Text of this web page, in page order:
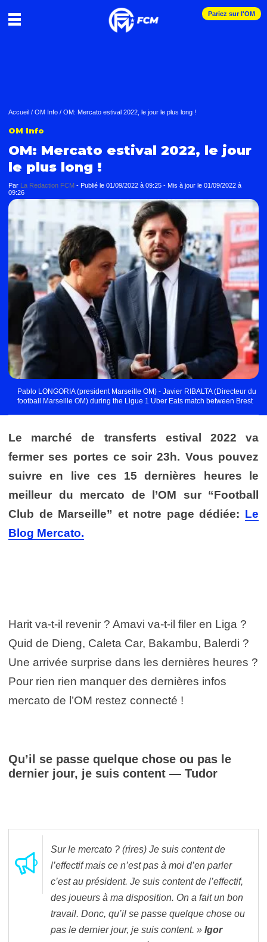
Pariez sur l'OM
Accueil / OM Info / OM: Mercato estival 2022, le jour le plus long !
OM Info
OM: Mercato estival 2022, le jour
le plus long !
Par La Redaction FCM - Publié le 01/09/2022 à 09:25 - Mis à jour le 01/09/2022 à
09:26
Pablo LONGORIA (president Marseille OM) - Javier RIBALTA (Directeur du
football Marseille OM) during the Ligue 1 Uber Eats match between Brest
Le marché de transferts estival 2022 va
fermer ses portes ce soir 23h. Vous pouvez
suivre en live ces 15 dernières heures le
meilleur du mercato de l’OM sur “Football
Club de Marseille” et notre page dédiée: Le
Blog Mercato.
Harit va-t-il revenir ? Amavi va-t-il filer en Liga ?
Quid de Dieng, Caleta Car, Bakambu, Balerdi ?
Une arrivée surprise dans les dernières heures ?
Pour rien rien manquer des dernières infos
mercato de l’OM restez connecté !
Qu’il se passe quelque chose ou pas le
dernier jour, je suis content — Tudor
Sur le mercato ? (rires) Je suis content de
l’effectif mais ce n’est pas à moi d’en parler
c’est au président. Je suis content de l’effectif,
des joueurs à ma disposition. On a fait un bon
travail. Donc, qu’il se passe quelque chose ou
pas le dernier jour, je suis content. » Igor